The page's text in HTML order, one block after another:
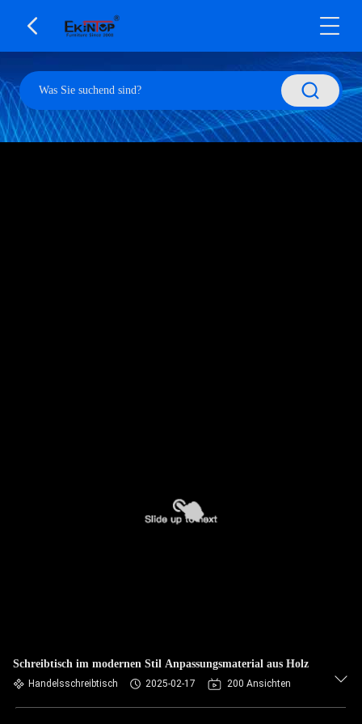
Schreibtisch im modernen Stil Anpassungsmaterial aus Holz
Handelsschreibtisch 2025-02-17 200 Ansichten